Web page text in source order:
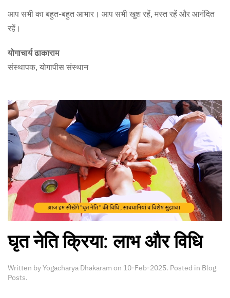
आप सभी का बहुत-बहुत आभार। आप सभी खुश रहें, मस्त रहें और आनंदित
रहें।
योगाचार्य ढाकाराम
संस्थापक, योगापीस संस्थान
घृत नेति क्रिया: लाभ और विधि
Written byYogacharya Dhakaram on 10-Feb-2025. Posted in Blog
Posts.